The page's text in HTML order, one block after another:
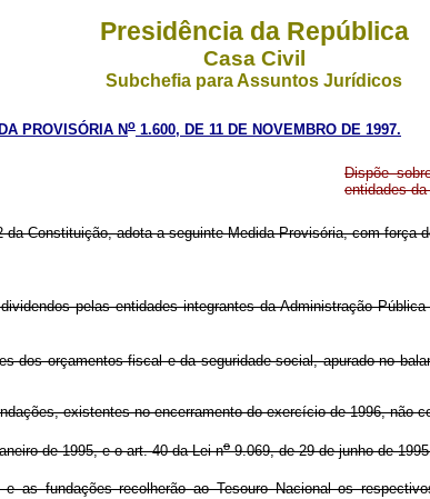
Presidência da República
Casa Civil
Subchefia para Assuntos Jurídicos
PROVISÓRIA No 1.600, DE 11 DE NOVEMBRO DE 1997.
Dispõe
entidades
Constituição, adota a seguinte Medida Provisória, com força
pelas entidades integrantes da Administração
dos orçamentos fiscal e da seguridade social, apurado no
existentes no encerramento do exercício de 1996, não
de 1995, e o art. 40 da Lei no9.069, de 29 de junho de
fundações recolherão ao Tesouro Nacional os